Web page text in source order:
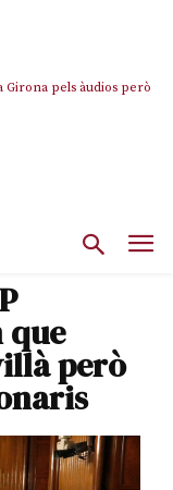
Girona pels àudios però
que
però